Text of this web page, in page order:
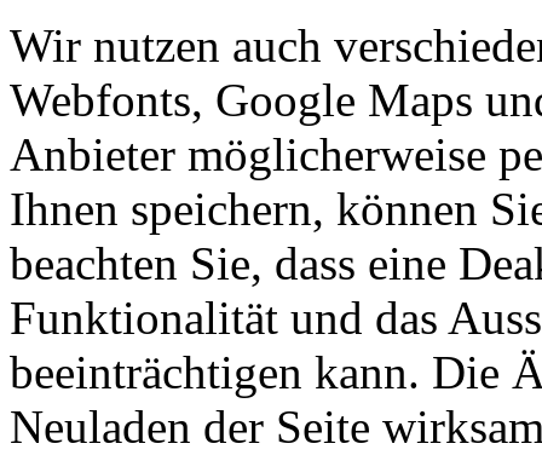
Wir nutzen auch
Webfonts, Google Maps
Anbieter möglicherweise
Ihnen speichern, können
beachten Sie, dass eine
Funktionalität und das
beeinträchtigen kann. Die
Neuladen der Seite